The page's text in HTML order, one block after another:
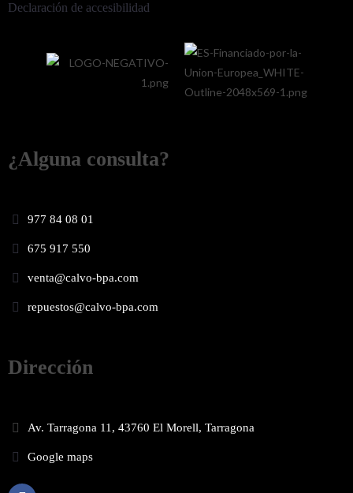
Declaración de accesibilidad
¿Alguna consulta?
977 84 08 01
675 917 550
venta@calvo-bpa.com
repuestos@calvo-bpa.com
Dirección
Av. Tarragona 11, 43760 El Morell, Tarragona
Google maps